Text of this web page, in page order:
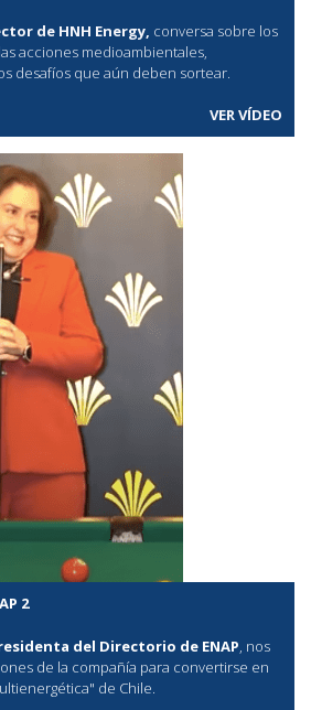
de HNH Energy, conversa sobre los
acciones medioambientales,
desafíos que aún deben sortear.
VER VÍDEO
2
del Directorio de ENAP , nos
de la compañía para convertirse en
de Chile.